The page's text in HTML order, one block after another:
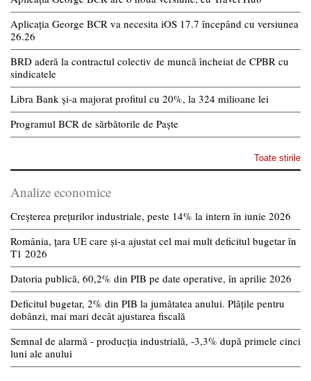
Aplicația George BCR va necesita iOS 17.7 începând cu versiunea
26.26
BRD aderă la contractul colectiv de muncă încheiat de CPBR cu
sindicatele
Libra Bank și-a majorat profitul cu 20%, la 324 milioane lei
Programul BCR de sărbătorile de Paște
Toate stirile
Analize economice
Creșterea prețurilor industriale, peste 14% la intern în iunie 2026
România, țara UE care și-a ajustat cel mai mult deficitul bugetar în
T1 2026
Datoria publică, 60,2% din PIB pe date operative, în aprilie 2026
Deficitul bugetar, 2% din PIB la jumătatea anului. Plățile pentru
dobânzi, mai mari decât ajustarea fiscală
Semnal de alarmă - producția industrială, -3,3% după primele cinci
luni ale anului